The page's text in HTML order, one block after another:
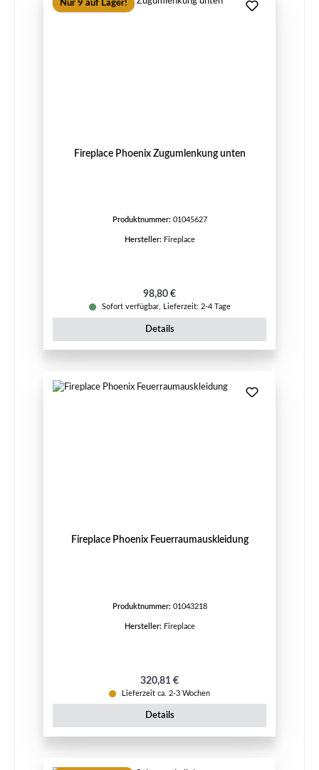
Nur 9 auf Lager!
Fireplace Phoenix Zugumlenkung unten
Produktnummer: 01045627
Hersteller: Fireplace
Regulärer Preis:
98,80 €
Sofort verfügbar, Lieferzeit: 2-4 Tage
Details
Fireplace Phoenix Feuerraumauskleidung
Produktnummer: 01043218
Hersteller: Fireplace
Regulärer Preis:
320,81 €
Lieferzeit ca. 2-3 Wochen
Details